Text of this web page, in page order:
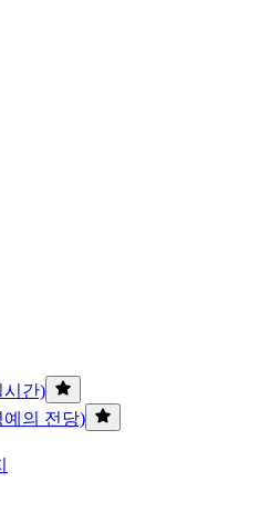
시간)
예의 전당)